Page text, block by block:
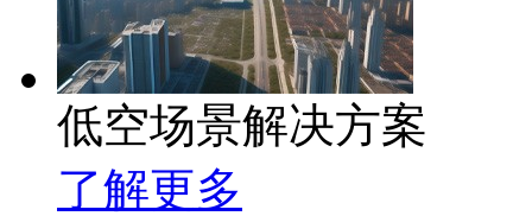
低空场景解决方案
了解更多